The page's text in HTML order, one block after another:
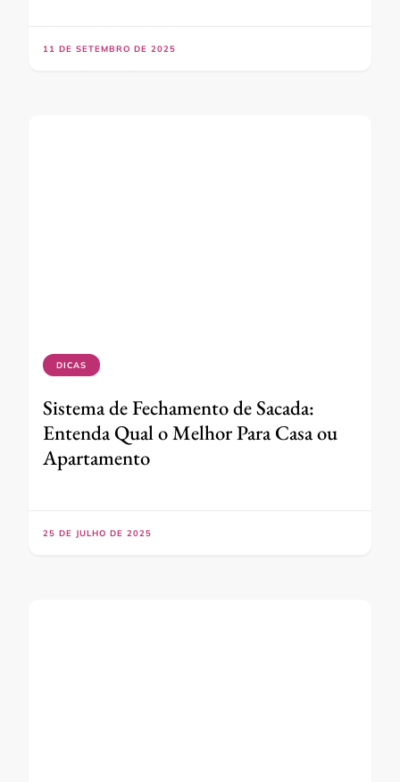
11 DE SETEMBRO DE 2025
DICAS
Sistema de Fechamento de Sacada:
Entenda Qual o Melhor Para Casa ou
Apartamento
25 DE JULHO DE 2025